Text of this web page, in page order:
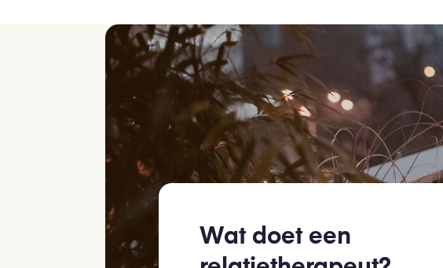
Wat doet een